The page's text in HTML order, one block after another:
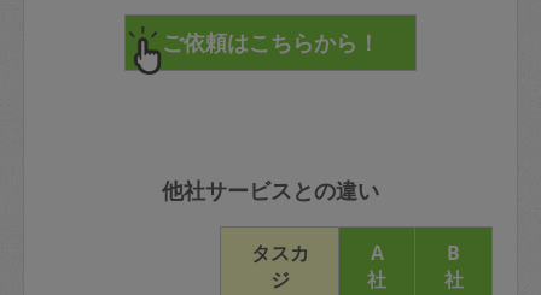
他社サービスとの違い
タスカ
ジ
A
社
B
社